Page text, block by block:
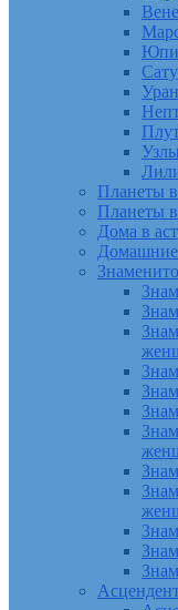
Планеты в
Планеты
Дома в